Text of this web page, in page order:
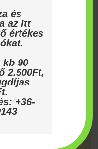
Részletek
és
az itt
értékes
kb 90
2.500Ft,
+36-